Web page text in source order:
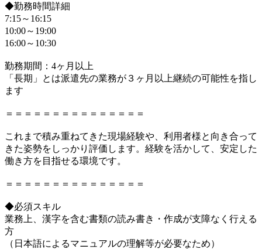
◆勤務時間詳細
7:15～16:15
10:00～19:00
16:00～10:30
勤務期間：4ヶ月以上
「長期」とは派遣先の業務が３ヶ月以上継続の可能性を指し
ます
＝＝＝＝＝＝＝＝＝＝＝＝＝＝＝
これまで積み重ねてきた現場経験や、利用者様と向き合って
きた姿勢をしっかり評価します。経験を活かして、安定した
働き方を目指せる環境です。
＝＝＝＝＝＝＝＝＝＝＝＝＝＝＝
◆必須スキル
業務上、漢字を含む書類の読み書き・作成が支障なく行える
方
（日本語によるマニュアルの理解等が必要なため）